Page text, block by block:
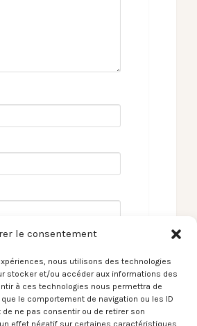
le consentement
nous utilisons des technologies
stocker et/ou accéder aux informations des
à ces technologies nous permettra de
le comportement de navigation ou les ID
ne pas consentir ou de retirer son
effet négatif sur certaines caractéristiques